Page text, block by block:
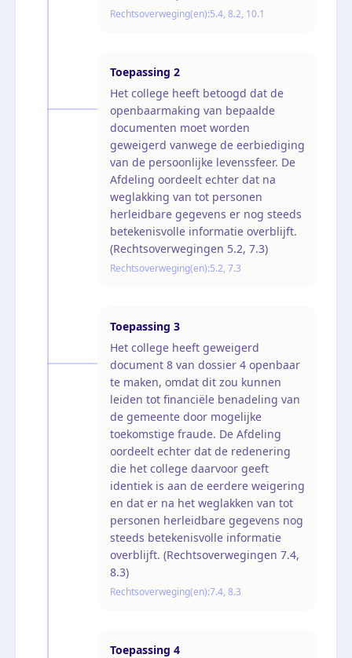
Rechtsoverweging(en):5.4, 8.2, 10.1
Toepassing 2
Het college heeft betoogd dat de
openbaarmaking van bepaalde
documenten moet worden
geweigerd vanwege de eerbiediging
van de persoonlijke levenssfeer. De
Afdeling oordeelt echter dat na
weglakking van tot personen
herleidbare gegevens er nog steeds
betekenisvolle informatie overblijft.
(Rechtsoverwegingen 5.2, 7.3)
Rechtsoverweging(en):5.2, 7.3
Toepassing 3
Het college heeft geweigerd
document 8 van dossier 4 openbaar
te maken, omdat dit zou kunnen
leiden tot financiële benadeling van
de gemeente door mogelijke
toekomstige fraude. De Afdeling
oordeelt echter dat de redenering
die het college daarvoor geeft
identiek is aan de eerdere weigering
en dat er na het weglakken van tot
personen herleidbare gegevens nog
steeds betekenisvolle informatie
overblijft. (Rechtsoverwegingen 7.4,
8.3)
Rechtsoverweging(en):7.4, 8.3
Toepassing 4